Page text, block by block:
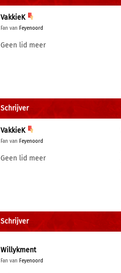
VakkieK
Fan van Feyenoord
Geen lid meer
Schrijver
VakkieK
Fan van Feyenoord
Geen lid meer
Schrijver
Willykment
Fan van Feyenoord